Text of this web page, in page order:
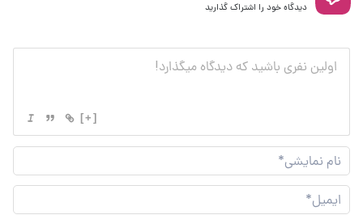
دیدگاه خود را اشتراک گذارید
[+]
نام